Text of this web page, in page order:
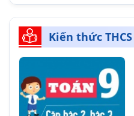
Kiến thức THCS